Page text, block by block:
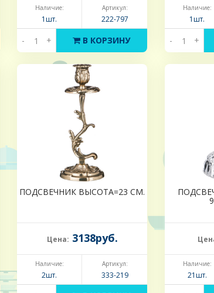
Наличие:
1шт.
Артикул:
222-797
- + В КОРЗИНУ
Наличие:
1шт.
- +
ПОДСВЕЧНИК ВЫСОТА=23 СМ.
Цена: 3138руб.
Наличие:
2шт.
Артикул:
333-219
Наличие:
21шт.